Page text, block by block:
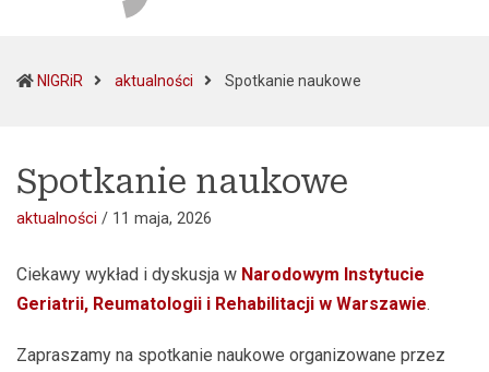
NIGRiR aktualności Spotkanie naukowe
Spotkanie naukowe
aktualności / 11 maja, 2026
Ciekawy wykład i dyskusja w Narodowym Instytucie
Geriatrii, Reumatologii i Rehabilitacji w Warszawie.
Zapraszamy na spotkanie naukowe organizowane przez